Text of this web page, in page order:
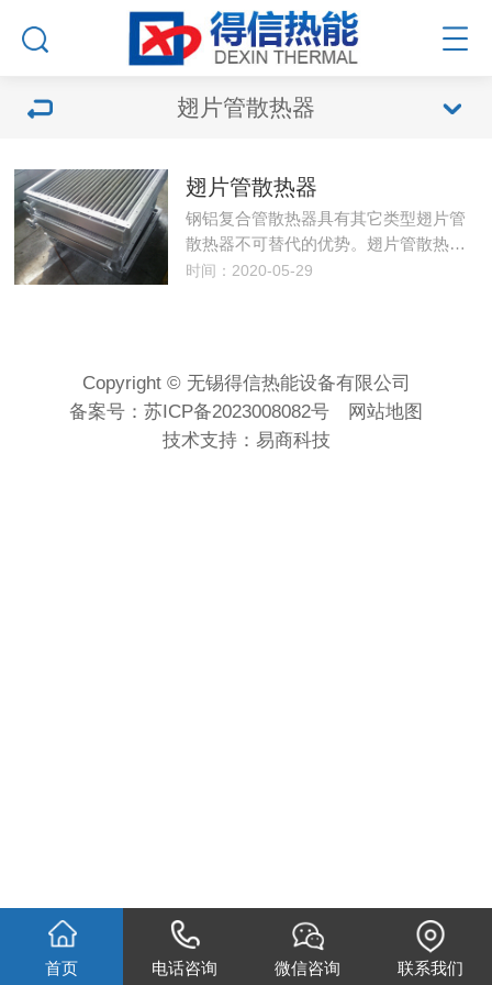
翅片管散热器
翅片管散热器
钢铝复合管散热器具有其它类型翅片管
散热器不可替代的优势。翅片管散热…
时间：2020-05-29
Copyright © 无锡得信热能设备有限公司
备案号： 苏ICP备2023008082号
网站地图
技术支持： 易商科技
首页 电话咨询 微信咨询 联系我们